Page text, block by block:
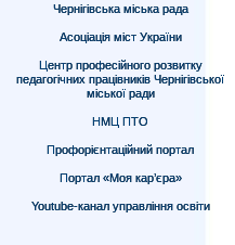
Чернігівська міська рада
Асоціація міст України
Центр професійного розвитку
педагогічних працівників Чернігівської
міської ради
НМЦ ПТО
Профорієнтаційний портал
Портал «Моя кар’єра»
Youtube-канал управління освіти